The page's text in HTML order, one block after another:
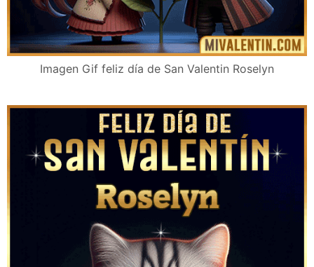
Imagen Gif feliz día de San Valentin Roselyn